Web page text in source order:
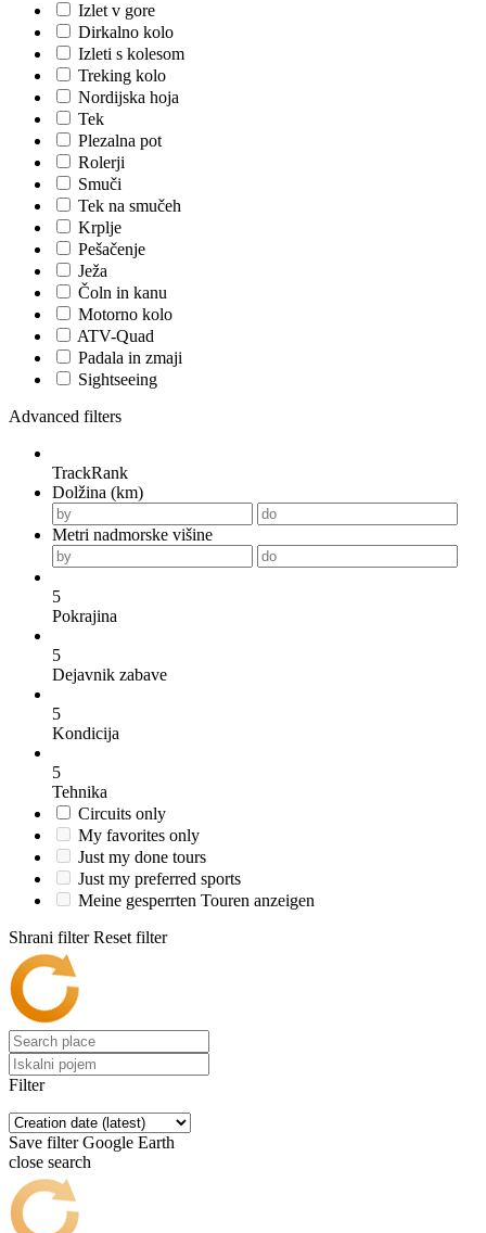
Izlet v gore
Dirkalno kolo
Izleti s kolesom
Treking kolo
Nordijska hoja
Tek
Plezalna pot
Rolerji
Smuči
Tek na smučeh
Krplje
Pešačenje
Ježa
Čoln in kanu
Motorno kolo
ATV-Quad
Padala in zmaji
Sightseeing
Advanced filters
TrackRank
Dolžina (km)
Metri nadmorske višine
5
Pokrajina
5
Dejavnik zabave
5
Kondicija
5
Tehnika
Circuits only
My favorites only
Just my done tours
Just my preferred sports
Meine gesperrten Touren anzeigen
Shrani filter Reset filter
Filter
Save filter Google Earth
close search